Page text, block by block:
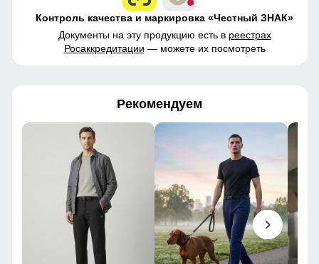
Контроль качества и маркировка «Честный ЗНАК»
Документы на эту продукцию есть в реестрах
Росаккредитации — можете их посмотреть
Рекомендуем